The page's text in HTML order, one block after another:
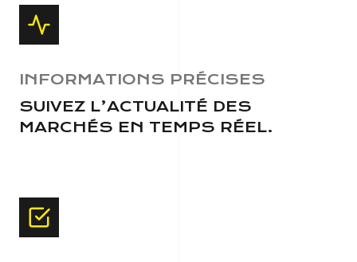
INFORMATIONS PRÉCISES
SUIVEZ L’ACTUALITÉ DES
MARCHÉS EN TEMPS RÉEL.